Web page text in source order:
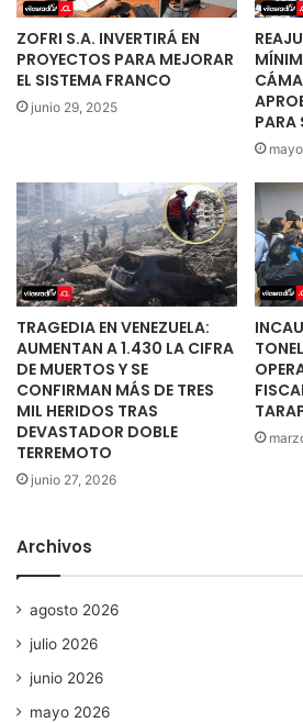
ZOFRI S.A. INVERTIRÁ EN
PROYECTOS PARA MEJORAR
EL SISTEMA FRANCO
junio 29, 2025
PARA
TRAGEDIA EN VENEZUELA:
AUMENTAN A 1.430 LA CIFRA
DE MUERTOS Y SE
CONFIRMAN MÁS DE TRES
MIL HERIDOS TRAS
DEVASTADOR DOBLE
TERREMOTO
junio 27, 2026
Archivos
agosto 2026
julio 2026
junio 2026
mayo 2026